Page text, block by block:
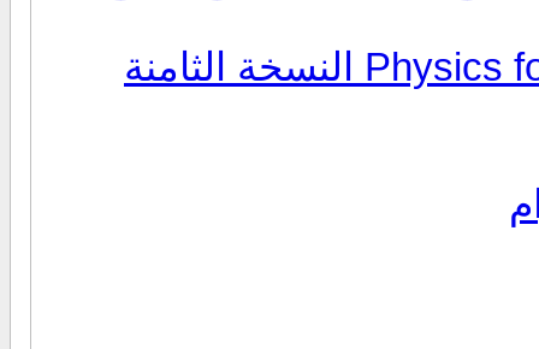
كتاب Physics for Scientists and Engineers النسخة الثامنة